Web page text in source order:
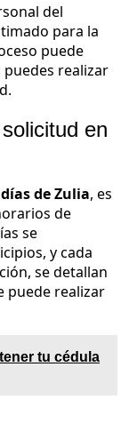
del
para la
puede
realizar
en
de Zulia, es
de
se
y cada
se detallan
puede realizar
tu cédula